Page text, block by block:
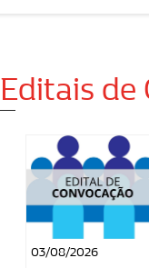
Editais de
03/08/2026